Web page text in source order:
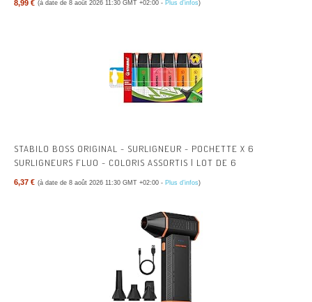
8,99 € (à date de 8 août 2026 11:30 GMT +02:00 - Plus d’infos)
STABILO BOSS ORIGINAL - SURLIGNEUR - POCHETTE X 6
SURLIGNEURS FLUO - COLORIS ASSORTIS | LOT DE 6
6,37 € (à date de 8 août 2026 11:30 GMT +02:00 - Plus d’infos)